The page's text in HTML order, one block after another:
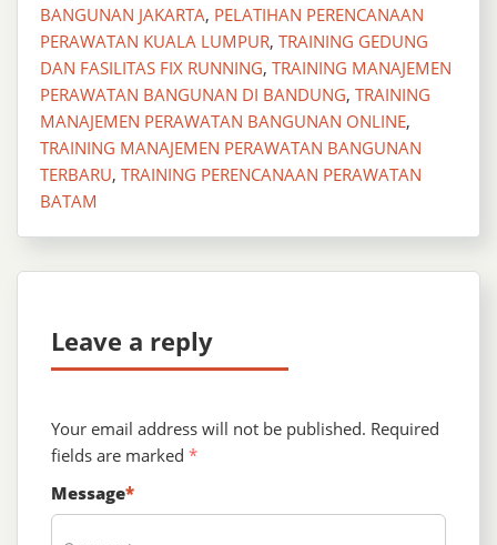
BANGUNAN JAKARTA, PELATIHAN PERENCANAAN
PERAWATAN KUALA LUMPUR, TRAINING GEDUNG
DAN FASILITAS FIX RUNNING, TRAINING MANAJEMEN
PERAWATAN BANGUNAN DI BANDUNG, TRAINING
MANAJEMEN PERAWATAN BANGUNAN ONLINE,
TRAINING MANAJEMEN PERAWATAN BANGUNAN
TERBARU, TRAINING PERENCANAAN PERAWATAN
BATAM
Leave a reply
Your email address will not be published. Required
fields are marked *
Message*